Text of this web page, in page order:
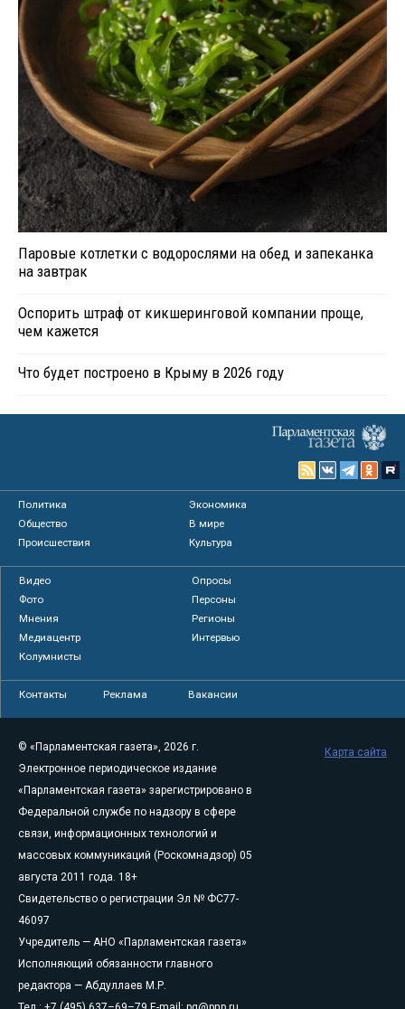
Паровые котлетки с водорослями на обед и запеканка
на завтрак
Оспорить штраф от кикшеринговой компании проще,
чем кажется
Что будет построено в Крыму в 2026 году
Политика
Экономика
Общество
В мире
Происшествия
Культура
Видео
Опросы
Фото
Персоны
Мнения
Регионы
Медиацентр
Интервью
Колумнисты
Контакты Реклама Вакансии
© «Парламентская газета», 2026 г.
Электронное периодическое издание
«Парламентская газета» зарегистрировано в
Федеральной службе по надзору в сфере
связи, информационных технологий и
массовых коммуникаций (Роскомнадзор) 05
августа 2011 года. 18+
Свидетельство о регистрации Эл № ФС77-
46097
Учредитель — АНО «Парламентская газета»
Исполняющий обязанности главного
редактора — Абдуллаев М.Р.
Карта сайта